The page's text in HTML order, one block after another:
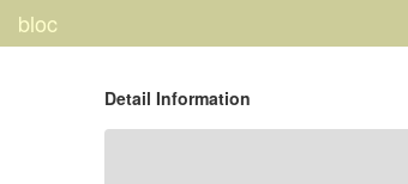
bloc
Detail Information